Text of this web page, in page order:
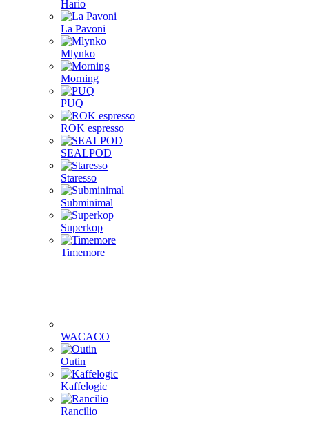
Hario
La Pavoni
Mlynko
Morning
PUQ
ROK espresso
SEALPOD
Staresso
Subminimal
Superkop
Timemore
WACACO
Outin
Kaffelogic
Rancilio